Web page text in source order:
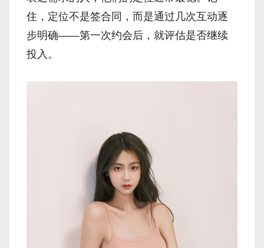
住，定位不是签合同，而是通过几次互动逐
步明确——第一次约会后，就评估是否继续
投入。